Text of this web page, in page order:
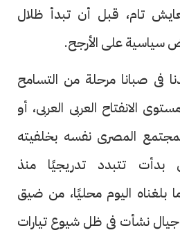
تام، قبل أن تبدأ ظلال
سياسية على الأرجح.
فى صبانا مرحلة من التسامح
الانفتاح العربى العربى، أو
المصرى نفسه بخلفيته
بدأت تتبدد تدريجيًا منذ
بلغناه اليوم محليًا، من ضيق
نشأت فى ظل شيوع تيارات